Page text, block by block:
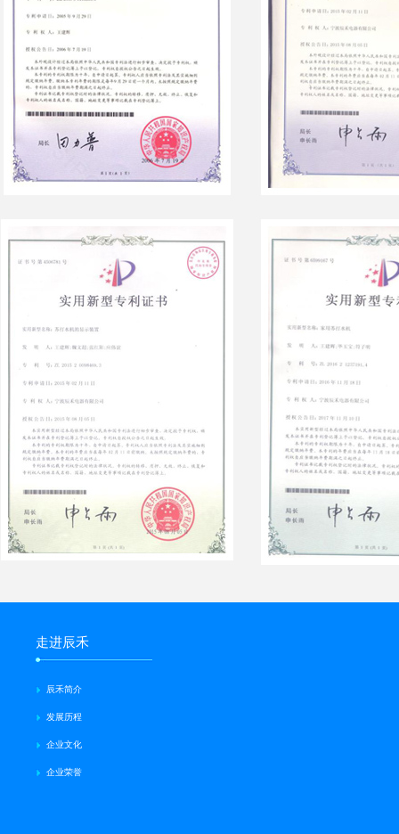
走进辰禾
辰禾简介
发展历程
企业文化
企业荣誉